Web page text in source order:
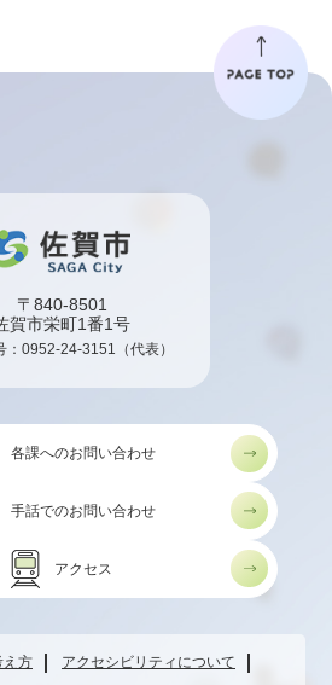
〒840-8501
賀市栄町1番1号
： 0952-24-3151 （代表）
各課へのお問い合わせ
手話でのお問い合わせ
アクセス
え方 アクセシビリティについて